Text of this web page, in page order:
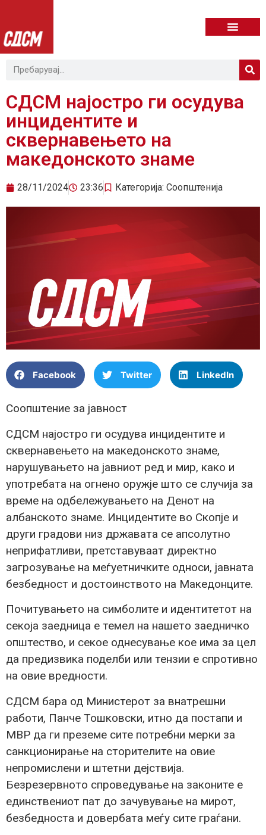
СДСМ најостро ги осудува
инцидентите и
сквернавењето на
македонското знаме
28/11/2024 23:36 Категорија: Соопштенија
Facebook Twitter LinkedIn
Соопштение за јавност
СДСМ најостро ги осудува инцидентите и
сквернавењето на македонското знаме,
нарушувањето на јавниот ред и мир, како и
употребата на огнено оружје што се случија за
време на одбележувањето на Денот на
албанското знаме. Инцидентите во Скопје и
други градови низ државата се апсолутно
неприфатливи, претставуваат директно
загрозување на меѓуетничките односи, јавната
безбедност и достоинството на Македонците.
Почитувањето на симболите и идентитетот на
секоја заедница е темел на нашето заедничко
општество, и секое однесување кое има за цел
да предизвика поделби или тензии е спротивно
на овие вредности.
СДСМ бара од Министерот за внатрешни
работи, Панче Тошковски, итно да постапи и
МВР да ги преземе сите потребни мерки за
санкционирање на сторителите на овие
непромислени и штетни дејствија.
Безрезервното спроведување на законите е
единствениот пат до зачувување на мирот,
безбедноста и довербата меѓу сите граѓани.